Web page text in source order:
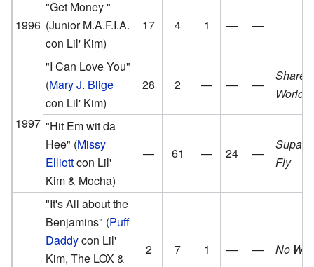
1996
"Get Money "
(Junior M.A.F.I.A.
con Lil' Kim)
17 4 1 — —
1997
"I Can Love You"
(Mary J. Blige
con Lil' Kim)
28 2 — — —
Share
World
"Hit Em wit da
Hee" (Missy
Elliottcon Lil'
Kim & Mocha)
— 61 — 24 —
Supa
Fly
"It's All about the
Benjamins" (Puff
Daddycon Lil'
Kim, The LOX &
2 7 1 — — No